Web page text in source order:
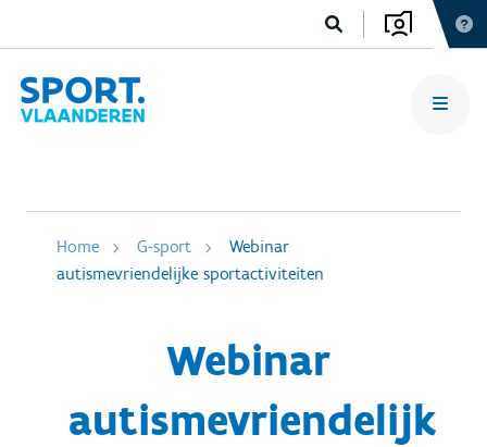
Home G-sport
Webinar
autismevriendelijke sportactiviteiten
Webinar
autismevriendelijk